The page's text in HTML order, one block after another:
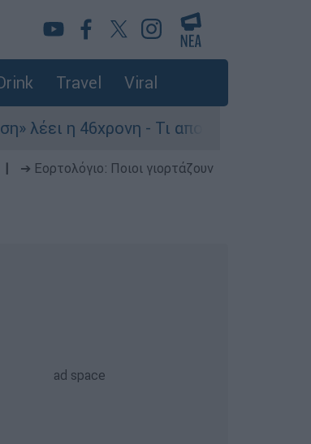
Travel Viral
- Τι αποκάλυψε στους
➔ Εορτολόγιο: Ποιοι γιορτάζουν